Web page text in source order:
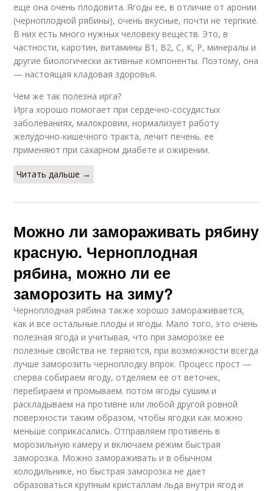
еще она очень плодовита. Ягоды ее, в отличие от аронии
(черноплодной рябины), очень вкусные, почти не терпкие.
В них есть много нужных человеку веществ. Это, в
частности, каротин, витамины В1, В2, С, К, Р, минералы и
другие биологически активные компоненты. Поэтому, она
— настоящая кладовая здоровья.
Чем же так полезна ирга?
Ирга хорошо помогает при сердечно-сосудистых
заболеваниях, малокровии, нормализует работу
желудочно-кишечного тракта, лечит печень. ее
применяют при сахарном диабете и ожирении.
Читать дальше →
Можно ли замораживать рябину
красную. Черноплодная
рябина, можно ли ее
заморозить на зиму?
Черноплодная рябина также хорошо замораживается,
как и все остальные плоды и ягоды. Мало того, это очень
полезная ягода и учитывая, что при заморозке ее
полезные свойства не теряются, при возможности всегда
лучше заморозить черноплодку впрок. Процесс прост —
сперва собираем ягоду, отделяем ее от веточек,
перебираем и промываем. потом ягоды сушим и
раскладываем на противне или любой другой ровной
поверхности таким образом, чтобы ягодки как можно
меньше соприкасались. Отправляем противень в
морозильную камеру и включаем режим быстрая
заморозка. Можно замораживать и в обычном
холодильнике, но быстрая заморозка не дает
образоваться крупным кристаллам льда внутри ягод и